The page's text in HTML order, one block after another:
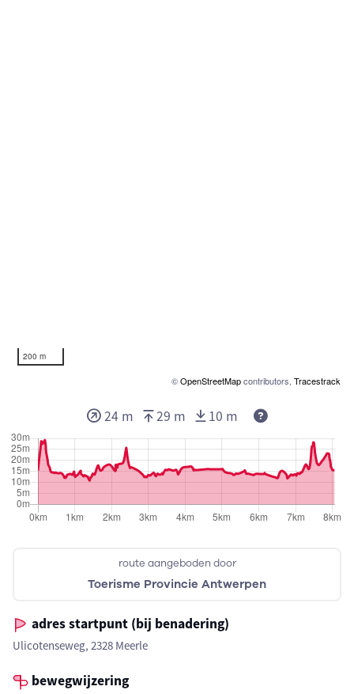
200 m
©OpenStreetMapcontributors, Tracestrack
route aangeboden door
Toerisme Provincie Antwerpen
adres startpunt (bij benadering)
Ulicotenseweg, 2328 Meerle
bewegwijzering
24 m 29 m 10 m